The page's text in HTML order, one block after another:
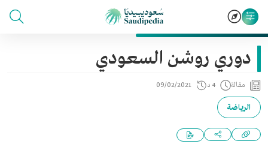
دوري روشن السعودي
مقالة 4 د 09/02/2021
الرياضة